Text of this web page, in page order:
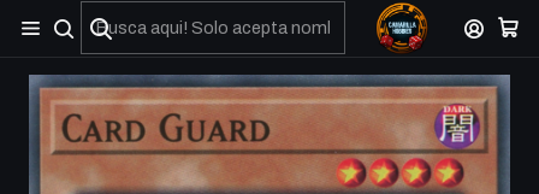
No olviden reportar sus depositos y transferencias por Whatsapp